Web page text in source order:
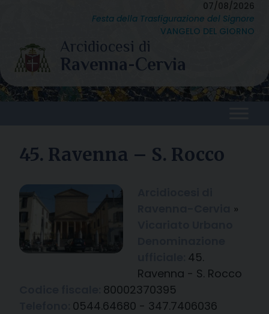
content
07/08/2026
Festa della Trasfigurazione del Signore
VANGELO DEL GIORNO
45. Ravenna – S. Rocco
»
45.
Ravenna - S. Rocco
80002370395
0544.64680 - 347.7406036